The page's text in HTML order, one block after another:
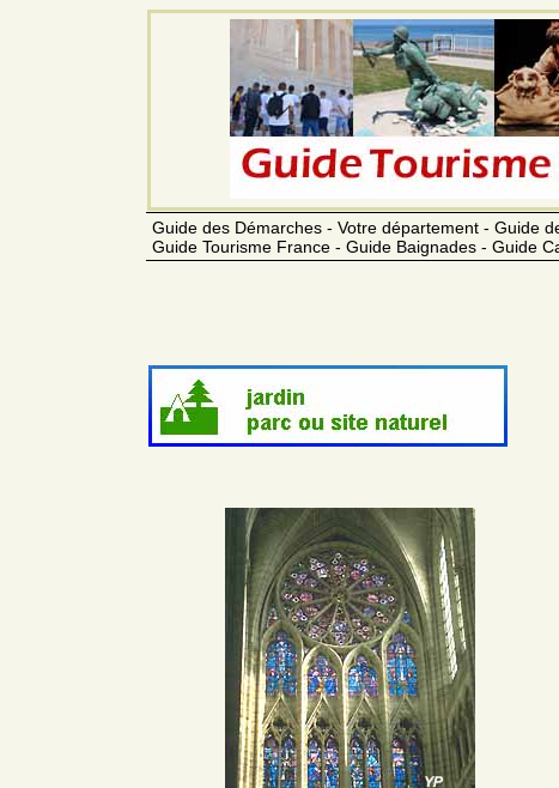
Guide des Démarches - Votre département - Guide
Guide Tourisme France - Guide Baignades - Guide